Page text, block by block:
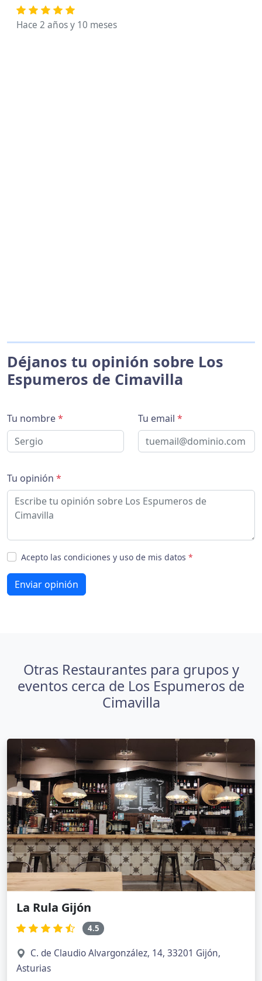
Hace 2 años y 10 meses
Déjanos tu opinión sobre Los
Espumeros de Cimavilla
Tu nombre* Tu email *
Tu opinión *
Acepto las condiciones y uso de mis datos *
Enviar opinión
Otras Restaurantes para grupos y
eventos cerca de Los Espumeros de
Cimavilla
La Rula Gijón
4.5
C. de Claudio Alvargonzález, 14, 33201 Gijón,
Asturias